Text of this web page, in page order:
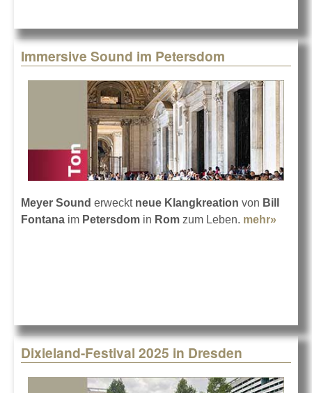
Immersive Sound im Petersdom
Meyer Sound erwecktneue Klangkreation von Bill
Fontana im Petersdom in Rom zum Leben. mehr»
Dixieland-Festival 2025 in Dresden